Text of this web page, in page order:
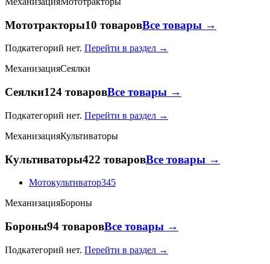
Мототракторы10 товаровВсе товары →
Подкатегорий нет. Перейти в раздел →
МеханизацияСеялки
Сеялки124 товаровВсе товары →
Подкатегорий нет. Перейти в раздел →
МеханизацияКультиваторы
Культиваторы422 товаровВсе товары →
Мотокультиватор345
МеханизацияБороны
Бороны94 товаровВсе товары →
Подкатегорий нет. Перейти в раздел →